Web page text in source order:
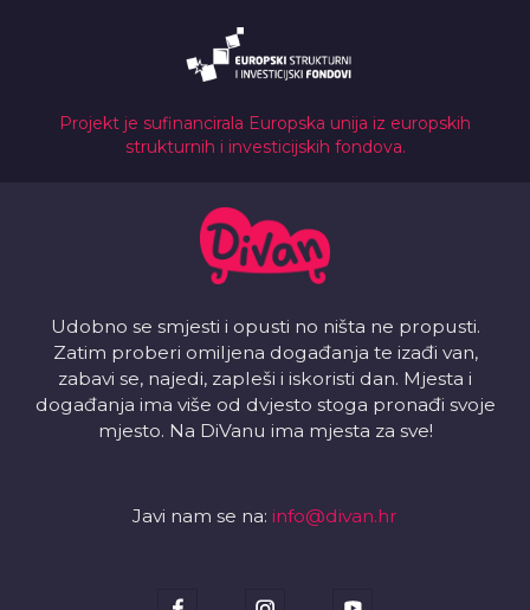
Projekt je sufinancirala Europska unija iz europskih
strukturnih i investicijskih fondova.
Udobno se smjesti i opusti no ništa ne propusti.
Zatim proberi omiljena događanja te izađi van,
zabavi se, najedi, zapleši i iskoristi dan. Mjesta i
događanja ima više od dvjesto stoga pronađi svoje
mjesto. Na DiVanu ima mjesta za sve!
Javi nam se na: info@divan.hr